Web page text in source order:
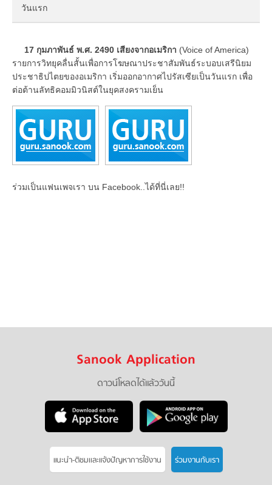
วันแรก
17 กุมภาพันธ์ พ.ศ. 2490 เสียงจากอเมริกา (Voice of America)
รายการวิทยุคลื่นสั้นเพื่อการโฆษณาประชาสัมพันธ์ระบอบเสรีนิยม
ประชาธิปไตยของอเมริกา เริ่มออกอากาศไปรัสเซียเป็นวันแรก เพื่อ
ต่อต้านลัทธิคอมมิวนิสต์ในยุคสงครามเย็น
ร่วมเป็นแฟนเพจเรา บน Facebook..ได้ที่นี่เลย!!
Sanook Application
ดาวน์โหลดได้แล้ววันนี้
แนะนำ-ติชมเเละแจ้งปัญหาการใช้งาน ร่วมงานกับเรา